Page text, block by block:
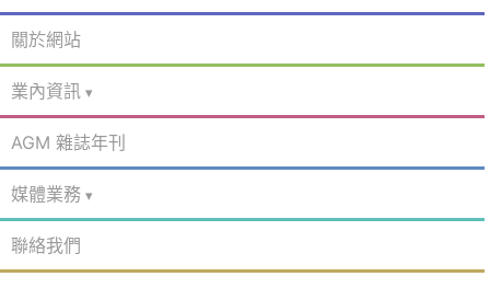
關於網站
業內資訊
AGM 雜誌年刊
媒體業務
聯絡我們